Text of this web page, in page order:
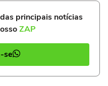
principais notícias
ZAP
se